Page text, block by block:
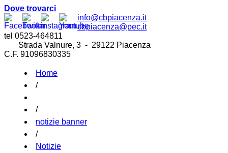
Dove trovarci
info@cbpiacenza.it
cbpiacenza@pec.it
tel 0523-464811
Strada Valnure, 3 - 29122 Piacenza
C.F. 91096830335
Home
/
/
notizie banner
/
Notizie